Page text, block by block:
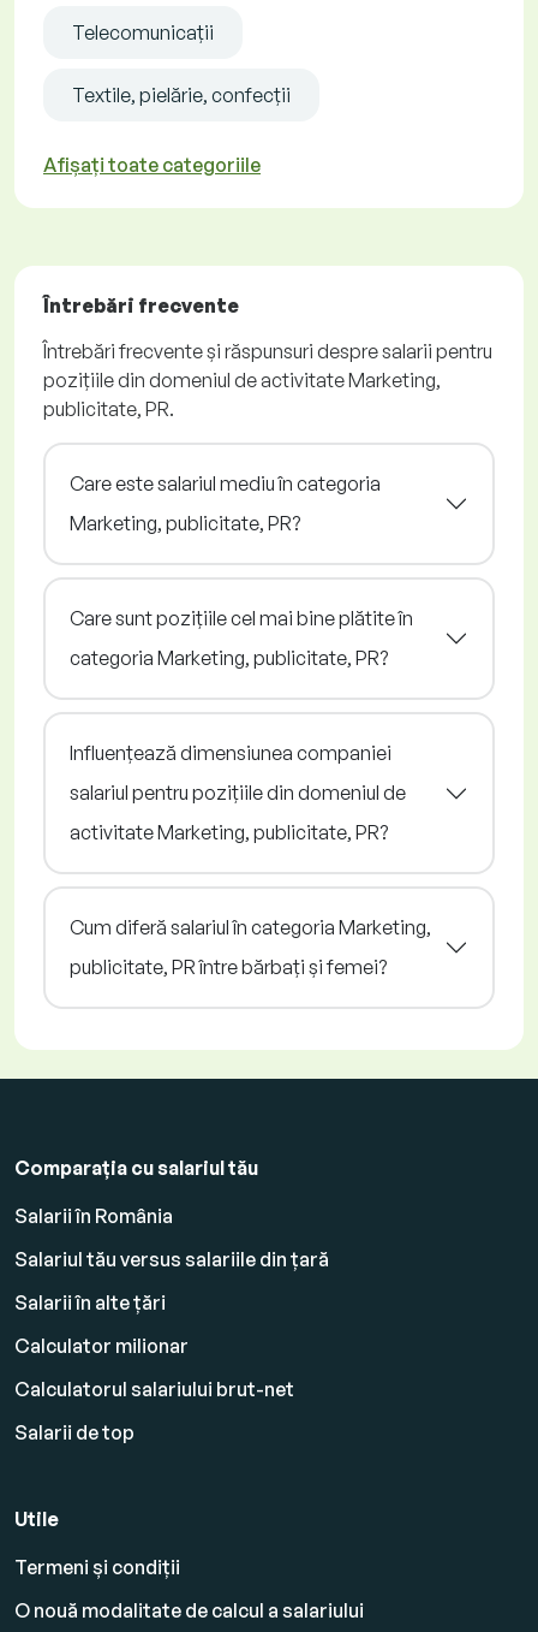
Telecomunicații
Textile, pielărie, confecții
Afișați toate categoriile
Întrebări frecvente
Întrebări frecvente și răspunsuri despre salarii pentru
pozițiile din domeniul de activitate Marketing,
publicitate, PR.
Care este salariul mediu în categoria
Marketing, publicitate, PR?
Care sunt pozițiile cel mai bine plătite în
categoria Marketing, publicitate, PR?
Influențează dimensiunea companiei
salariul pentru pozițiile din domeniul de
activitate Marketing, publicitate, PR?
Cum diferă salariul în categoria Marketing,
publicitate, PR între bărbați și femei?
Comparația cu salariul tău
Salarii în România
Salariul tău versus salariile din țară
Salarii în alte țări
Calculator milionar
Calculatorul salariului brut-net
Salarii de top
Utile
Termeni și condiții
O nouă modalitate de calcul a salariului